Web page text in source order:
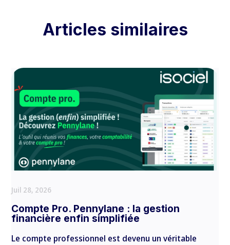
Articles similaires
Compte Pro. Pennylane : la gestion
financière enfin simplifiée
Juil 28, 2026
Le compte professionnel est devenu un véritable